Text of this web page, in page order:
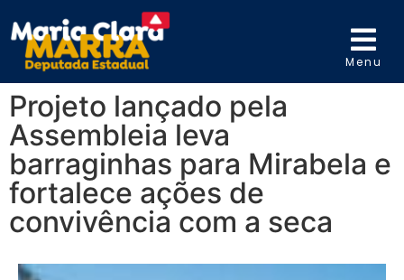
Menu
Projeto lançado pela
Assembleia leva
barraginhas para Mirabela e
fortalece ações de
convivência com a seca